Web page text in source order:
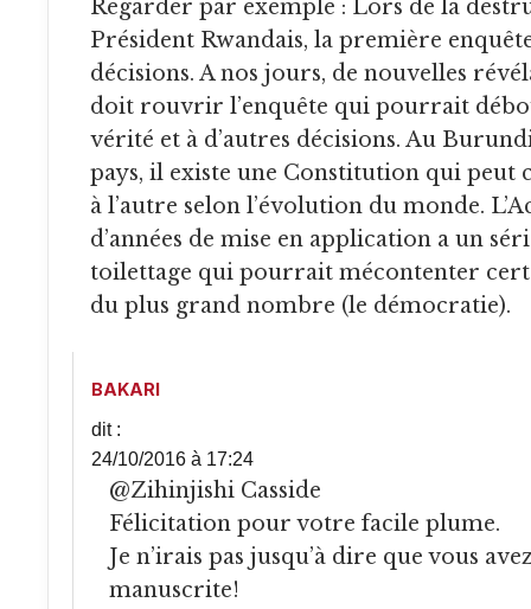
Regarder par exemple : Lors de la
Président Rwandais, la première
décisions. A nos jours, de nouvelles
doit rouvrir l’enquête qui pourrait
vérité et à d’autres décisions. Au
pays, il existe une Constitution qui peut
à l’autre selon l’évolution du monde.
d’années de mise en application a un
toilettage qui pourrait mécontenter
du plus grand nombre (le démocratie).
BAKARI
dit :
24/10/2016 à 17:24
@Zihinjishi Casside
Félicitation pour votre facile plume.
Je n’irais pas jusqu’à dire que vous
manuscrite!